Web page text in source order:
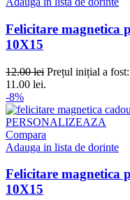
Felicitare magnetica
10X15
12.00lei Prețul inițial a
11.00 lei.
-8%
PERSONALIZEAZA
Compara
Adauga in lista de dorinte
Felicitare magnetica
10X15